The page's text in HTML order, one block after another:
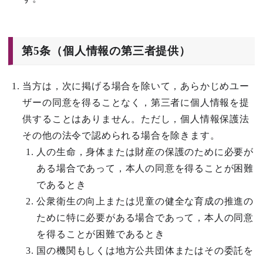
第5条（個人情報の第三者提供）
当方は，次に掲げる場合を除いて，あらかじめユー
ザーの同意を得ることなく，第三者に個人情報を提
供することはありません。ただし，個人情報保護法
その他の法令で認められる場合を除きます。
人の生命，身体または財産の保護のために必要が
ある場合であって，本人の同意を得ることが困難
であるとき
公衆衛生の向上または児童の健全な育成の推進の
ために特に必要がある場合であって，本人の同意
を得ることが困難であるとき
国の機関もしくは地方公共団体またはその委託を